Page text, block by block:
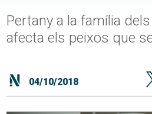
Pertany a la família
afecta els peixos que
04/10/2018